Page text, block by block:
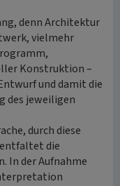
denn Architektur
vielmehr
Konstruktion –
und damit die
des jeweiligen
durch diese
die
In der Aufnahme